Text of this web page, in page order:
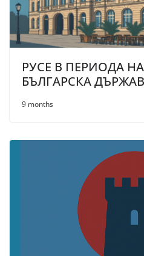
РУСЕ В ПЕРИОДА
БЪЛГАРСКА
9 months